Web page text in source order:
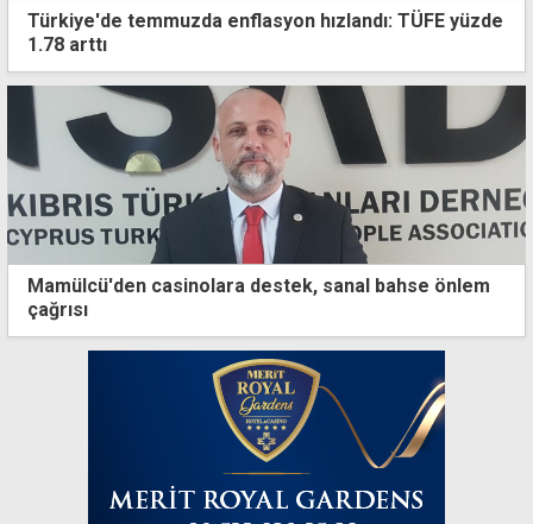
Türkiye'de temmuzda enflasyon hızlandı: TÜFE yüzde
1.78 arttı
Mamülcü'den casinolara destek, sanal bahse önlem
çağrısı